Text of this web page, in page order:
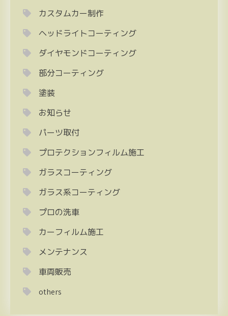
カスタムカー制作
ヘッドライトコーティング
ダイヤモンドコーティング
部分コーティング
塗装
お知らせ
パーツ取付
プロテクションフィルム施工
ガラスコーティング
ガラス系コーティング
プロの洗車
カーフィルム施工
メンテナンス
車両販売
others